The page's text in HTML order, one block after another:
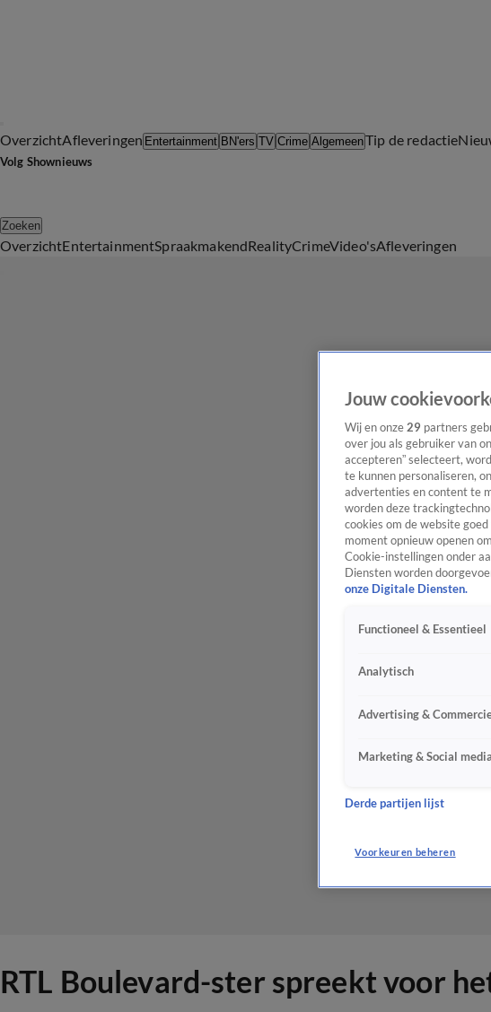
OverzichtAfleveringen Entertainment BN'ers TV Crime AlgemeenTip de redactie
Volg Shownieuws
Zoeken
OverzichtEntertainmentSpraakmakendRealityCrimeVideo'sAfleveringen
RTL Boulevard-ster spreekt voor
Jouw
Wij en onze 29 partners
over jou als gebruiker van
accepteren” selecteert,
te kunnen personaliseren,
advertenties en content te
worden deze
cookies om de website
moment opnieuw openen
Cookie-instellingen onder
Diensten worden
onze Digitale Diensten.
Functioneel & Essentieel
Analytisch
Advertising &
Marketing & Social media
Derde partijen lijst
Voorkeuren beheren